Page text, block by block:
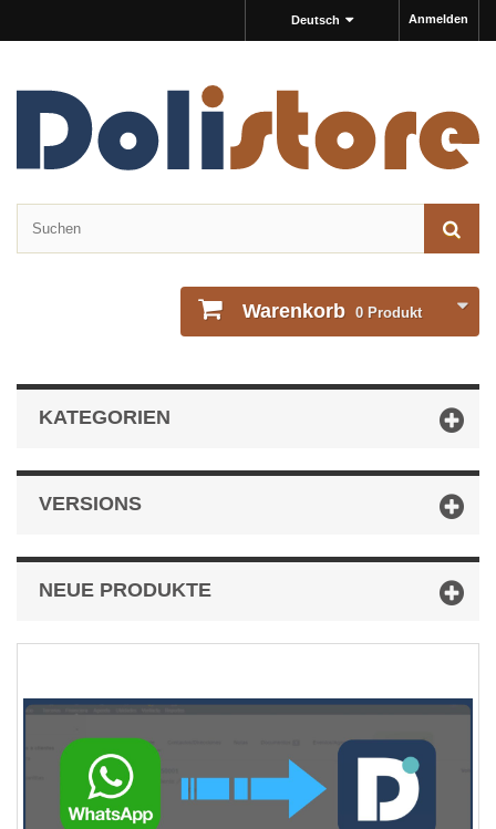
Anmelden
Deutsch
Warenkorb 0 Produkt
KATEGORIEN
VERSIONS
NEUE PRODUKTE